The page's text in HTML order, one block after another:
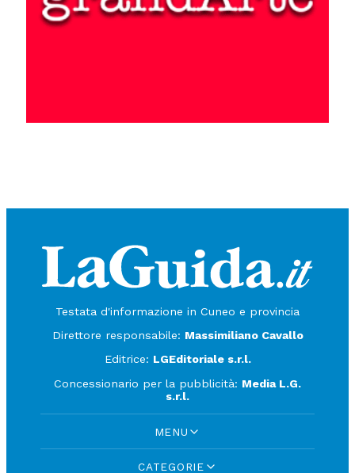
Testata d'informazione in Cuneo e provincia
Direttore responsabile: Massimiliano Cavallo
Editrice: LGEditoriale s.r.l.
Concessionario per la pubblicità: Media L.G.
s.r.l.
MENU
CATEGORIE